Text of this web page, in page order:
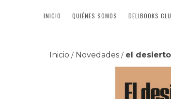
INICIO QUIÉNES SOMOS DELIBOOKS
Inicio / Novedades / el